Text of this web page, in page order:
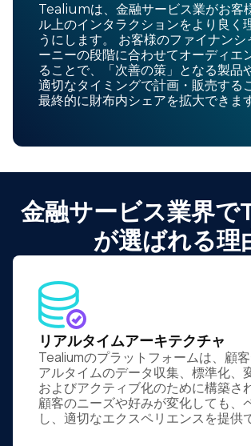
Tealiumは、金融サービス業がお客
ル上のインタラクションをより良く
うにします。 お客様のファイナンシ
ーニーの段階に合わせてオーディエ
ることで、「次善の策」となる製品
適切なタイミングで計画・販売する
最終的に財布内シェアを拡大できま
金融サービス業界
が選ばれる理
リアルタイムアーキテクチャ
Tealiumのプラットフォームは、顧
アルタイムのデータ収集、標準化、
およびアクティブ化のために構築さ
顧客のニーズや好みが変化しても、
し、適切なエクスペリエンスを提供